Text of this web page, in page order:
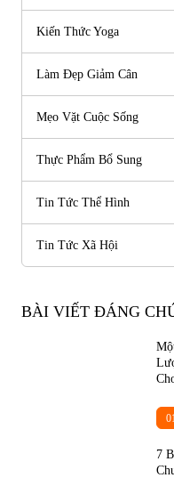
Kiến Thức Yoga
Làm Đẹp Giảm Cân
Mẹo Vặt Cuộc Sống
Thực Phẩm Bổ Sung
Tin Tức Thể Hình
Tin Tức Xã Hội
BÀI VIẾT ĐÁNG
7